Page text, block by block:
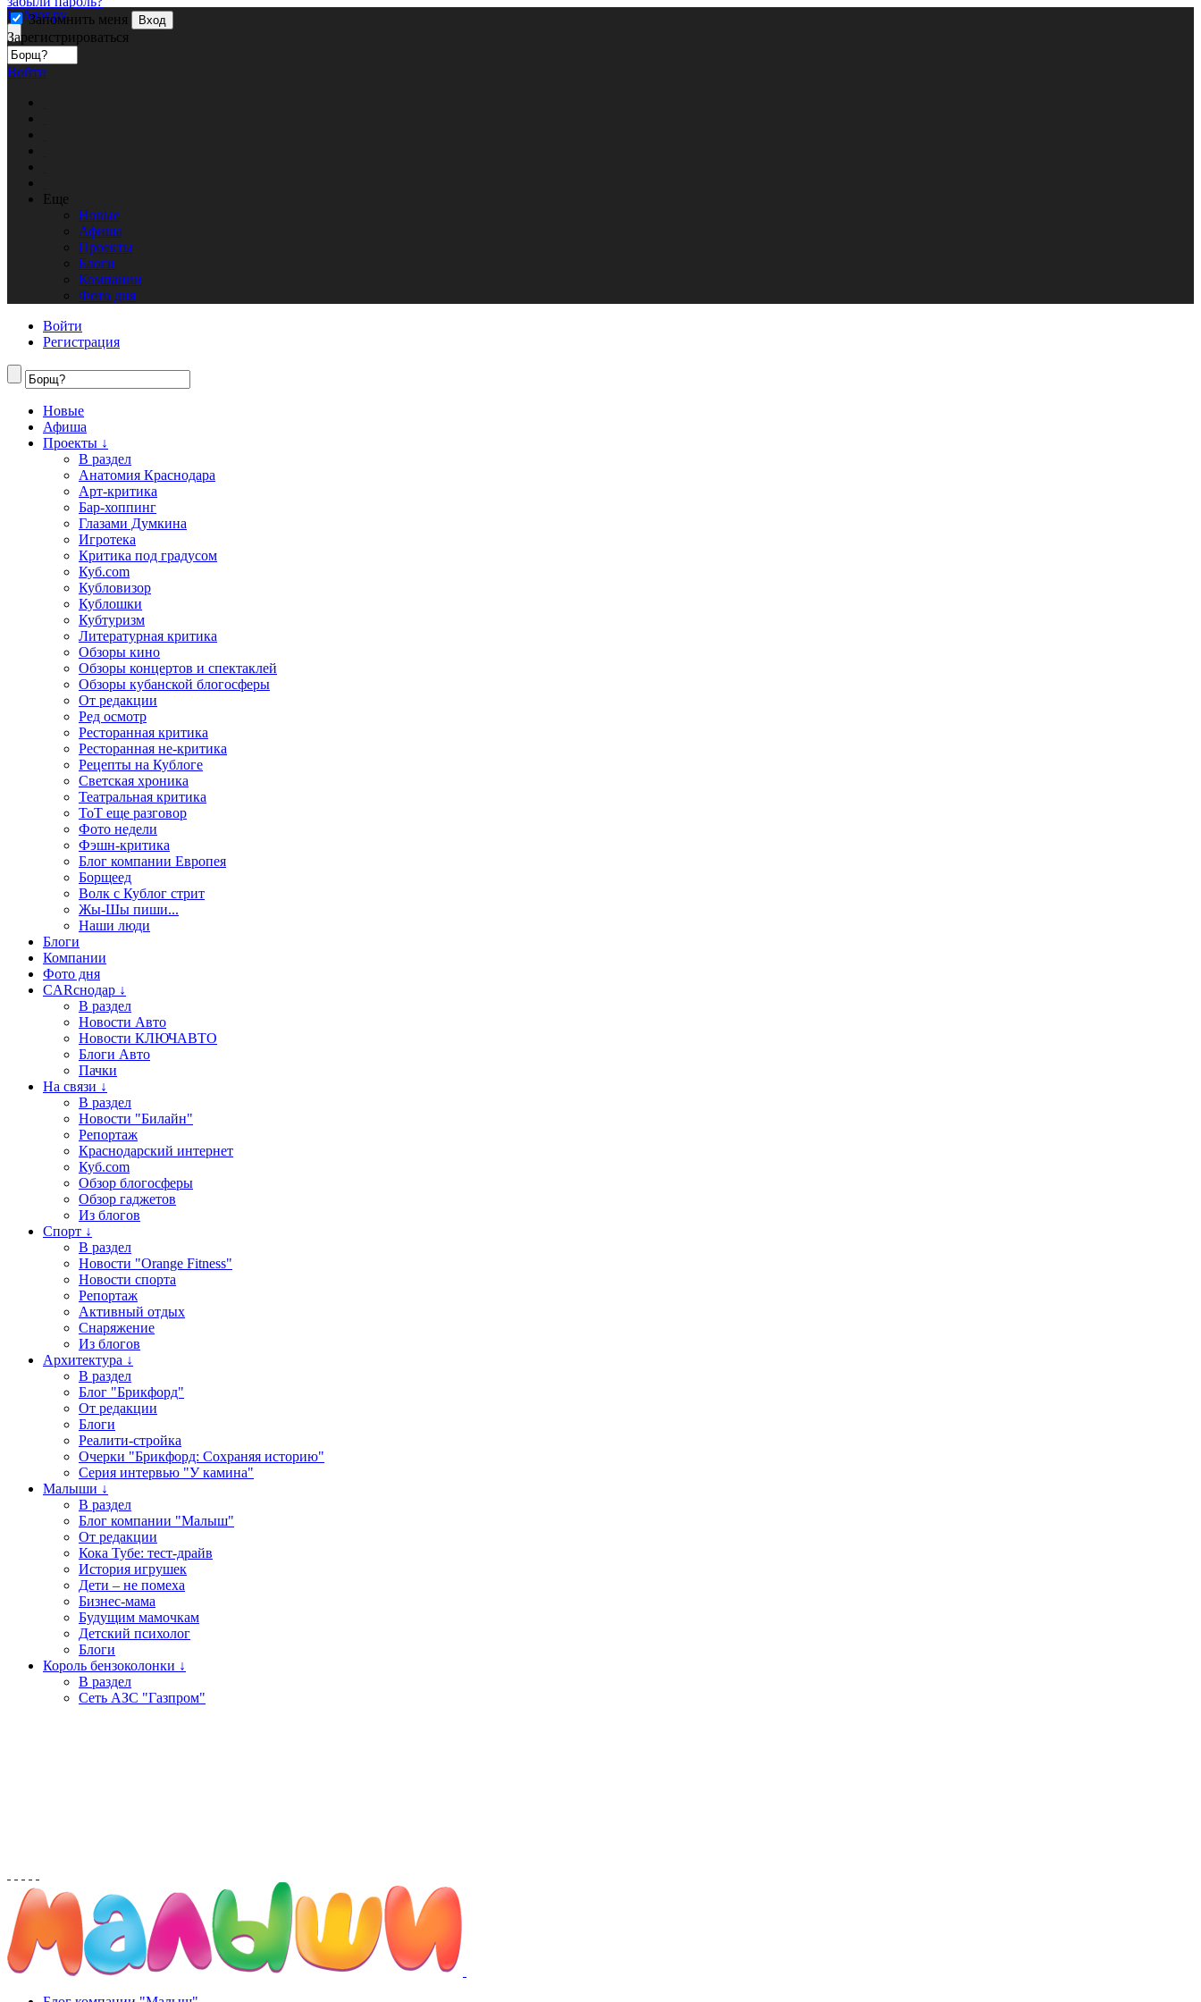
Запомнить меня
Вход
Зарегистрироваться
Кублог.ру
Войти
Еще
Новые
Афиша
Проекты
Блоги
Компании
Фото дня
Войти
Регистрация
Новые
Афиша
Проекты ↓
В раздел
Анатомия Краснодара
Арт-критика
Бар-хоппинг
Глазами Думкина
Игротека
Критика под градусом
Куб.com
Кубловизор
Кублошки
Кубтуризм
Литературная критика
Обзоры кино
Обзоры концертов и спектаклей
Обзоры кубанской блогосферы
От редакции
Ред осмотр
Ресторанная критика
Ресторанная не-критика
Рецепты на Кублоге
Светская хроника
Театральная критика
ТоТ еще разговор
Фото недели
Фэшн-критика
Блог компании Европея
Борщеед
Волк с Кублог стрит
Жы-Шы пиши...
Наши люди
Блоги
Компании
Фото дня
CARснодар ↓
В раздел
Новости Авто
Новости КЛЮЧАВТО
Блоги Авто
Пачки
На связи ↓
В раздел
Новости "Билайн"
Репортаж
Краснодарский интернет
Куб.com
Обзор блогосферы
Обзор гаджетов
Из блогов
Спорт ↓
В раздел
Новости "Orange Fitness"
Новости спорта
Репортаж
Активный отдых
Снаряжение
Из блогов
Архитектура ↓
В раздел
Блог "Брикфорд"
От редакции
Блоги
Реалити-стройка
Очерки "Брикфорд: Сохраняя историю"
Серия интервью "У камина"
Малыши ↓
В раздел
Блог компании "Малыш"
От редакции
Кока Тубе: тест-драйв
История игрушек
Дети – не помеха
Бизнес-мама
Будущим мамочкам
Детский психолог
Блоги
Король бензоколонки ↓
В раздел
Сеть АЗС "Газпром"